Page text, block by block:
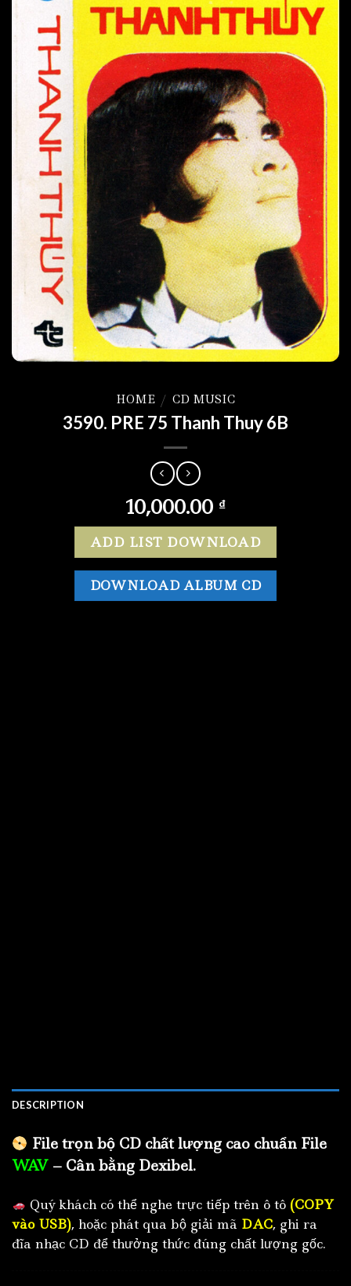
HOME / CD MUSIC
3590. PRE 75 Thanh Thuy 6B
10,000.00 ₫
ADD LIST DOWNLOAD
DOWNLOAD ALBUM CD
DESCRIPTION
File trọn bộ CD chất lượng cao chuẩn File
WAV – Cân bằng Dexibel.
Quý khách có thể nghe trực tiếp trên ô tô (COPY
vào USB), hoặc phát qua bộ giải mã DAC, ghi ra
đĩa nhạc CD để thưởng thức đúng chất lượng gốc.